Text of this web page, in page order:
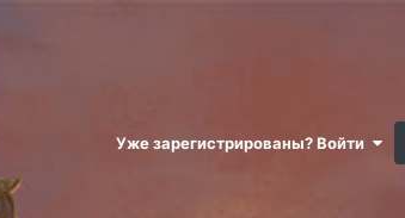
Уже зарегистрированы? Войти